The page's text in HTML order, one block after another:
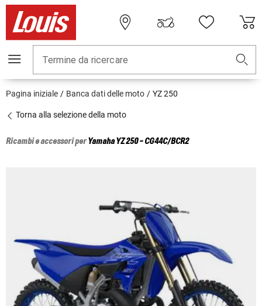
Termine da ricercare
Pagina iniziale Banca dati delle moto YZ 250
Torna alla selezione della moto
Ricambi e accessori perYamahaYZ 250 - CG44C/BCR2